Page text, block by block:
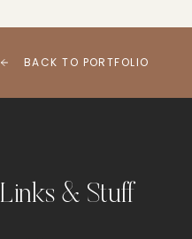
BACK TO PORTFOLIO
Links & Stuff